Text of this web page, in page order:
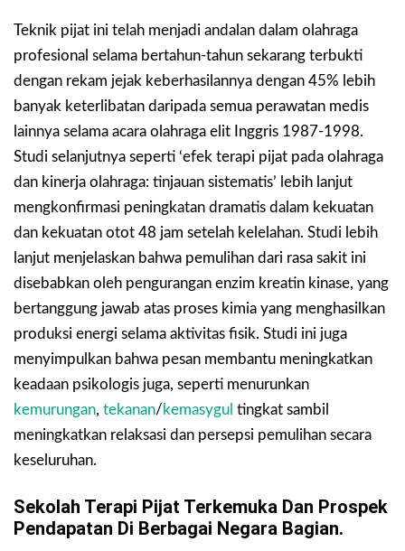
Teknik pijat ini telah menjadi andalan dalam olahraga
profesional selama bertahun-tahun sekarang terbukti
dengan rekam jejak keberhasilannya dengan 45% lebih
banyak keterlibatan daripada semua perawatan medis
lainnya selama acara olahraga elit Inggris 1987-1998.
Studi selanjutnya seperti ‘efek terapi pijat pada olahraga
dan kinerja olahraga: tinjauan sistematis’ lebih lanjut
mengkonfirmasi peningkatan dramatis dalam kekuatan
dan kekuatan otot 48 jam setelah kelelahan. Studi lebih
lanjut menjelaskan bahwa pemulihan dari rasa sakit ini
disebabkan oleh pengurangan enzim kreatin kinase, yang
bertanggung jawab atas proses kimia yang menghasilkan
produksi energi selama aktivitas fisik. Studi ini juga
menyimpulkan bahwa pesan membantu meningkatkan
keadaan psikologis juga, seperti menurunkan
kemurungan, tekanan/kemasygul tingkat sambil
meningkatkan relaksasi dan persepsi pemulihan secara
keseluruhan.
Sekolah Terapi Pijat Terkemuka Dan Prospek
Pendapatan Di Berbagai Negara Bagian.